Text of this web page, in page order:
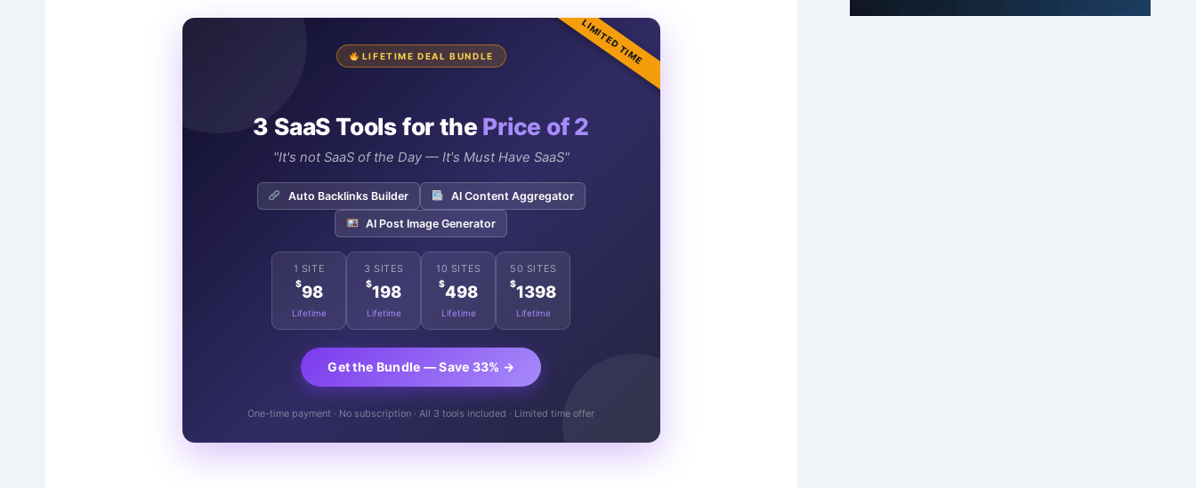
LIMITED TIME
LIFETIME DEAL BUNDLE
3 SaaS Tools for the Price of 2
"It's not SaaS of the Day — It's Must Have SaaS"
Auto Backlinks Builder AI Content Aggregator
AI Post Image Generator
1 SITE
$98
Lifetime
3 SITES
$198
Lifetime
10 SITES
$498
Lifetime
50 SITES
$1398
Lifetime
Get the Bundle — Save 33% →
One-time payment · No subscription · All 3 tools included · Limited time offer